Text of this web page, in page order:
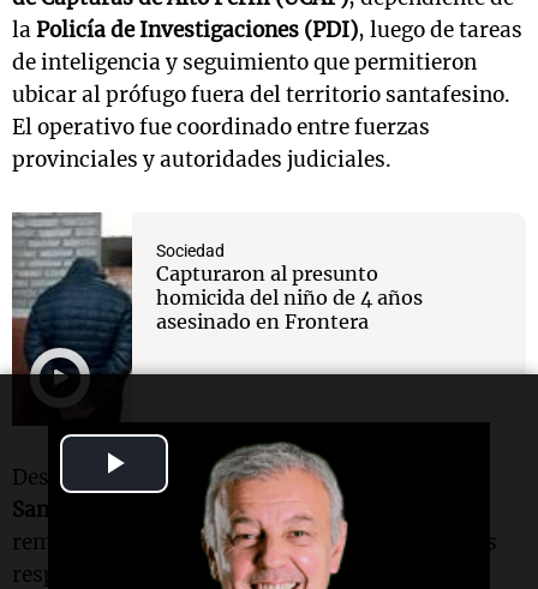
Video
laPolicía de Investigaciones (PDI), luego de tareas
de inteligencia y seguimiento que permitieron
ubicar al prófugo fuera del territorio santafesino.
El operativo fue coordinado entre fuerzas
provinciales y autoridades judiciales.
Sociedad
Capturaron al presunto
homicida del niño de 4 años
asesinado en Frontera
Desde el
Ministerio de Justicia y Seguridad de
Santa Fe
destacaron el procedimiento y
remarcaron la importancia de avanzar sobre los
responsables de hechos violentos. El ministro